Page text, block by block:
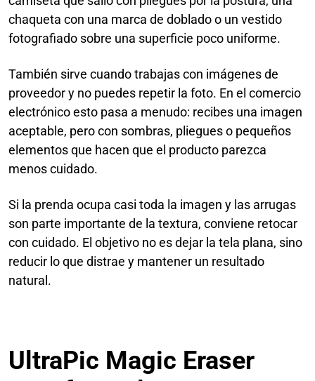
chaqueta con una marca de doblado o un vestido
fotografiado sobre una superficie poco uniforme.
También sirve cuando trabajas con imágenes de
proveedor y no puedes repetir la foto. En el comercio
electrónico esto pasa a menudo: recibes una imagen
aceptable, pero con sombras, pliegues o pequeños
elementos que hacen que el producto parezca
menos cuidado.
Si la prenda ocupa casi toda la imagen y las arrugas
son parte importante de la textura, conviene retocar
con cuidado. El objetivo no es dejar la tela plana, sino
reducir lo que distrae y mantener un resultado
natural.
UltraPic Magic Eraser